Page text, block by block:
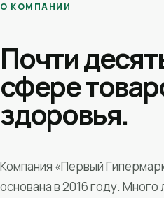
О КОМПАНИИ
Почти
сфере
здоровья.
Компания «Первый
основана в 2016 году.